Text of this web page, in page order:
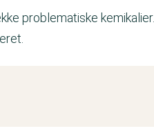
problematiske kemikalier.